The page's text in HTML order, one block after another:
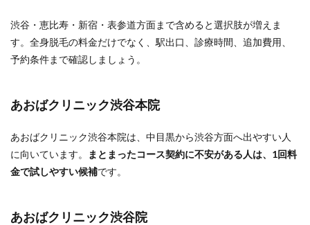
渋谷・恵比寿・新宿・表参道方面まで含めると選択肢が増えま
す。全身脱毛の料金だけでなく、駅出口、診療時間、追加費用、
予約条件まで確認しましょう。
あおばクリニック渋谷本院
あおばクリニック渋谷本院は、中目黒から渋谷方面へ出やすい人
に向いています。
まとまったコース契約に不安がある人は、1回料
金で試しやすい候補です。
あおばクリニック渋谷院